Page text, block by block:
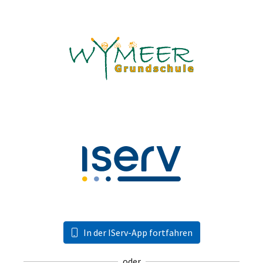
In der IServ-App fortfahren